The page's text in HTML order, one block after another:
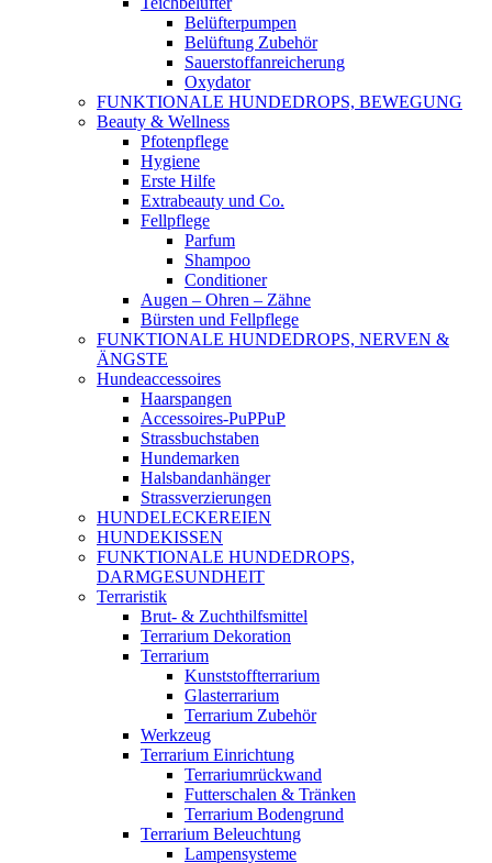
Belüfterpumpen
Belüftung Zubehör
Sauerstoffanreicherung
Oxydator
FUNKTIONALE HUNDEDROPS, BEWEGUNG
Beauty & Wellness
Pfotenpflege
Hygiene
Erste Hilfe
Extrabeauty und Co.
Fellpflege
Parfum
Shampoo
Conditioner
Augen – Ohren – Zähne
Bürsten und Fellpflege
FUNKTIONALE HUNDEDROPS, NERVEN &
ÄNGSTE
Hundeaccessoires
Haarspangen
Accessoires-PuPPuP
Strassbuchstaben
Hundemarken
Halsbandanhänger
Strassverzierungen
HUNDELECKEREIEN
HUNDEKISSEN
FUNKTIONALE HUNDEDROPS,
DARMGESUNDHEIT
Terraristik
Brut- & Zuchthilfsmittel
Terrarium Dekoration
Terrarium
Kunststoffterrarium
Glasterrarium
Terrarium Zubehör
Werkzeug
Terrarium Einrichtung
Terrariumrückwand
Futterschalen & Tränken
Terrarium Bodengrund
Terrarium Beleuchtung
Lampensysteme